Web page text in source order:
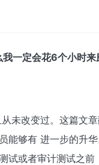
一定会花6个小时来
未改变过。这篇文
能够有 进一步的升
试或者审计测试之